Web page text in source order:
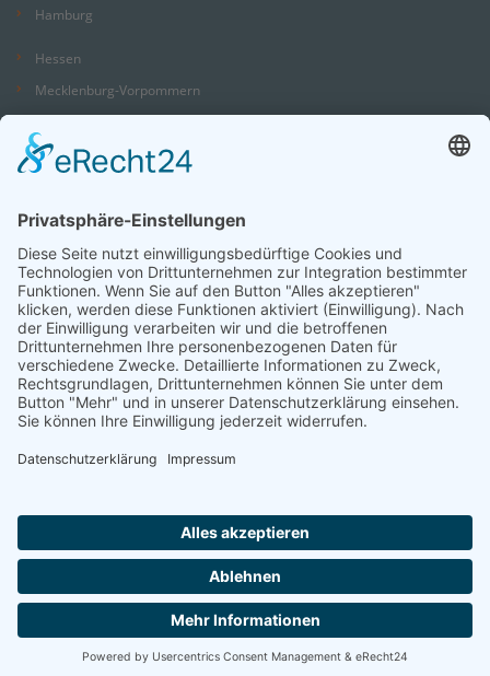
Hamburg
Hessen
Mecklenburg-Vorpommern
Niedersachsen
Nordrhein-Westfalen
Saarland
Sachsen
Sachsen-Anhalt
Schleswig-Holstein
Thüringen
Informationen für Anbieter Nutzungsbedingungen
Datenschutz